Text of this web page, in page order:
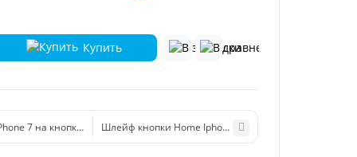
Купить
7 на кнопки громкости/включения/блокировки/микрофон
Шлейф кнопки Home Iphone 7/7 Plus розовый